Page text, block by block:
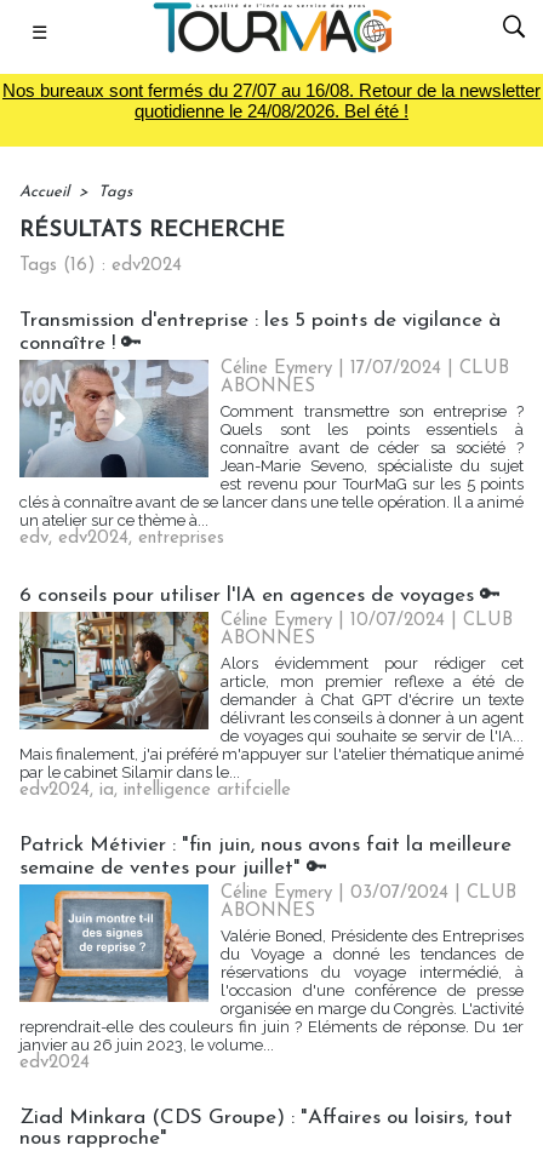
☰
Nos bureaux sont fermés du 27/07 au 16/08. Retour de la newsletter
quotidienne le 24/08/2026. Bel été !
Accueil > Tags
RÉSULTATS RECHERCHE
Tags (16) : edv2024
Transmission d'entreprise : les 5 points de vigilance à
connaître ! 🔑
Céline Eymery | 17/07/2024 |CLUB
ABONNES
Comment transmettre son entreprise ?
Quels sont les points essentiels à
connaître avant de céder sa société ?
Jean-Marie Seveno, spécialiste du sujet
est revenu pour TourMaG sur les 5 points
clés à connaître avant de se lancer dans une telle opération. Il a animé
un atelier sur ce thème à...
edv, edv2024, entreprises
6 conseils pour utiliser l'IA en agences de voyages 🔑
Céline Eymery | 10/07/2024 |CLUB
ABONNES
Alors évidemment pour rédiger cet
article, mon premier reflexe a été de
demander à Chat GPT d'écrire un texte
délivrant les conseils à donner à un agent
de voyages qui souhaite se servir de l'IA...
Mais finalement, j'ai préféré m'appuyer sur l'atelier thématique animé
par le cabinet Silamir dans le...
edv2024, ia, intelligence artifcielle
Patrick Métivier : "fin juin, nous avons fait la meilleure
semaine de ventes pour juillet" 🔑
Céline Eymery | 03/07/2024 |CLUB
ABONNES
Valérie Boned, Présidente des Entreprises
du Voyage a donné les tendances de
réservations du voyage intermédié, à
l'occasion d'une conférence de presse
organisée en marge du Congrès. L'activité
reprendrait-elle des couleurs fin juin ? Eléments de réponse. Du 1er
janvier au 26 juin 2023, le volume...
edv2024
Ziad Minkara (CDS Groupe) : "Affaires ou loisirs, tout
nous rapproche"